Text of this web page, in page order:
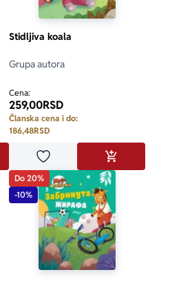
U KORPU
Stidljiva koala
Grupa autora
Cena:
259,00RSD
Članska cena i do:
186,48RSD
Dodaj u omiljeneDODAJ U
Do 20%
-10%